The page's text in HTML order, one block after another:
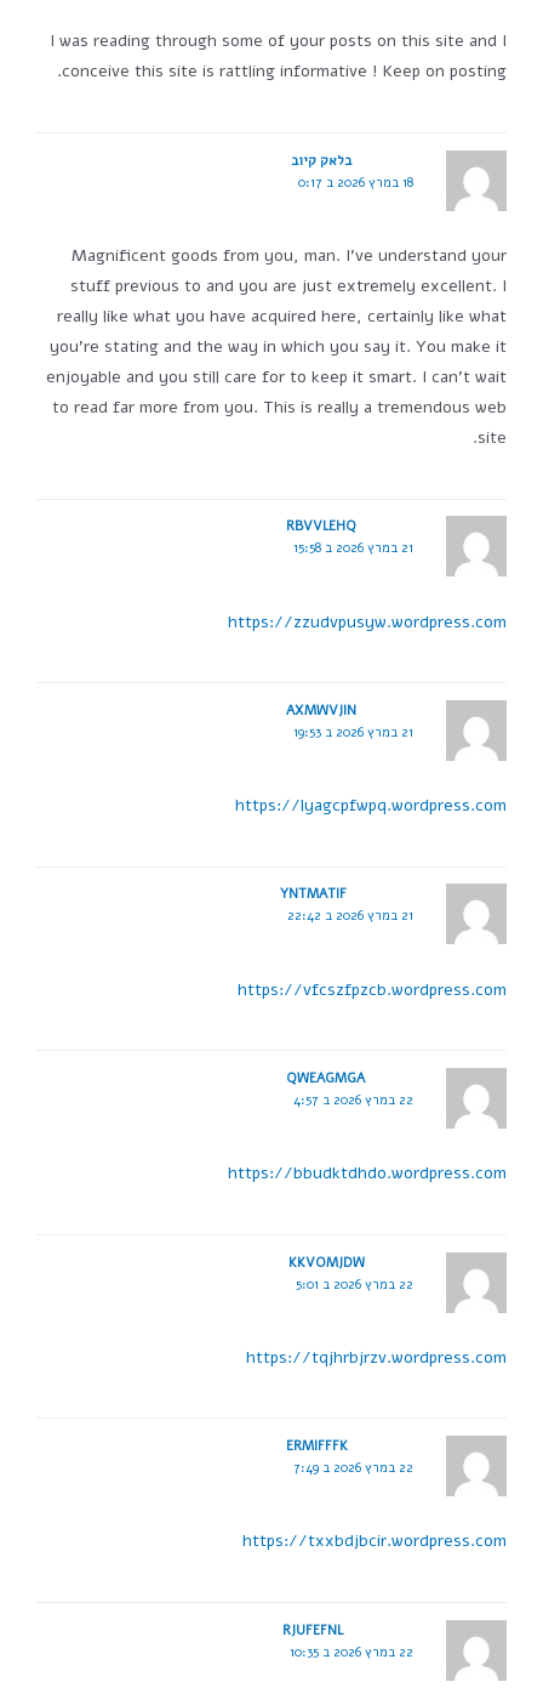
I was reading through some of your posts on this site and I
conceive this site is rattling informative ! Keep on posting.
בלאק קיוב
18 במרץ 2026 ב 0:17
Magnificent goods from you, man. I've understand your
stuff previous to and you are just extremely excellent. I
really like what you have acquired here, certainly like what
you're stating and the way in which you say it. You make it
enjoyable and you still care for to keep it smart. I can't wait
to read far more from you. This is really a tremendous web
site.
RBVVLEHQ
21 במרץ 2026 ב 15:58
https://zzudvpusyw.wordpress.com
AXMWVJIN
21 במרץ 2026 ב 19:53
https://lyagcpfwpq.wordpress.com
YNTMATIF
21 במרץ 2026 ב 22:42
https://vfcszfpzcb.wordpress.com
QWEAGMGA
22 במרץ 2026 ב 4:57
https://bbudktdhdo.wordpress.com
KKVOMJDW
22 במרץ 2026 ב 5:01
https://tqjhrbjrzv.wordpress.com
ERMIFFFK
22 במרץ 2026 ב 7:49
https://txxbdjbcir.wordpress.com
RJUFEFNL
22 במרץ 2026 ב 10:35